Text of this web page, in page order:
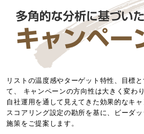
リストの温度感やターゲット特性、目標
て、
キャンペーンの方向性は大きく変わり
自社運用を通して見えてきた効果的なキ
スコアリング設定の勘所を基に、
ビーダ
施策をご提案します。